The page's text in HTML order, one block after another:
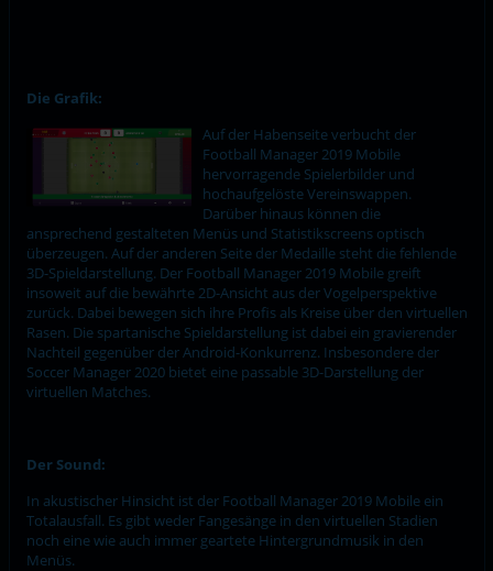
Die Grafik:
Auf der Habenseite verbucht der
Football Manager 2019 Mobile
hervorragende Spielerbilder und
hochaufgelöste Vereinswappen.
Darüber hinaus können die
ansprechend gestalteten Menüs und Statistikscreens optisch
überzeugen. Auf der anderen Seite der Medaille steht die fehlende
3D-Spieldarstellung. Der Football Manager 2019 Mobile greift
insoweit auf die bewährte 2D-Ansicht aus der Vogelperspektive
zurück. Dabei bewegen sich ihre Profis als Kreise über den virtuellen
Rasen. Die spartanische Spieldarstellung ist dabei ein gravierender
Nachteil gegenüber der Android-Konkurrenz. Insbesondere der
Soccer Manager 2020 bietet eine passable 3D-Darstellung der
virtuellen Matches.
Der Sound:
In akustischer Hinsicht ist der Football Manager 2019 Mobile ein
Totalausfall. Es gibt weder Fangesänge in den virtuellen Stadien
noch eine wie auch immer geartete Hintergrundmusik in den
Menüs.